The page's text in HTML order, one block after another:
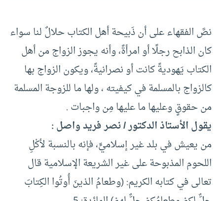
نصَّ الفقهاء على أن ذَبيحة أهل الكتاب حلالٌ لنا سواء
كان الذابح رجلًا أو امرأةً، وأنه يجوز الزواج من أهل
الكتاب يَهوديةً كانت أو نصرانيةً، ويكون الزواج بها
كالزواج بالمسلمة في كيفيته ، ولها ما للزوجة المسلمة
من حقوقٍ وعليها ما عليها مِن واجبات .
يقول الأستاذ الدكتور / نصر فريد واصل :
من يعيش في بلد غير إسلاميٍّ، فإنه بالنسبة لأكْلِ
اللحوم المذبوحة على غير الشريعة الإسلامية قال
تعالى في كتابه الكريم: (وطعامُ الذينَ أُوتُوا الكِتابَ